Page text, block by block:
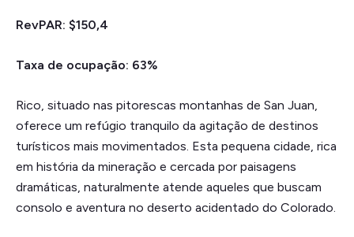
RevPAR: $150,4
Taxa de ocupação: 63%
Rico, situado nas pitorescas montanhas de San Juan,
oferece um refúgio tranquilo da agitação de destinos
turísticos mais movimentados. Esta pequena cidade, rica
em história da mineração e cercada por paisagens
dramáticas, naturalmente atende aqueles que buscam
consolo e aventura no deserto acidentado do Colorado.